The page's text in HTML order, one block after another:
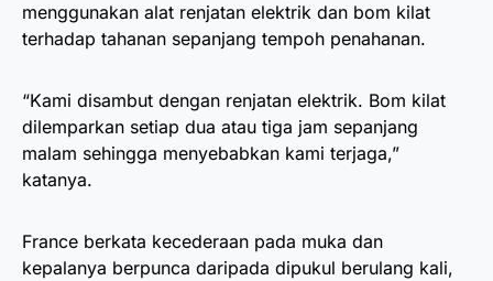
menggunakan alat renjatan elektrik dan bom kilat
terhadap tahanan sepanjang tempoh penahanan.
“Kami disambut dengan renjatan elektrik. Bom kilat
dilemparkan setiap dua atau tiga jam sepanjang
malam sehingga menyebabkan kami terjaga,”
katanya.
France berkata kecederaan pada muka dan
kepalanya berpunca daripada dipukul berulang kali,